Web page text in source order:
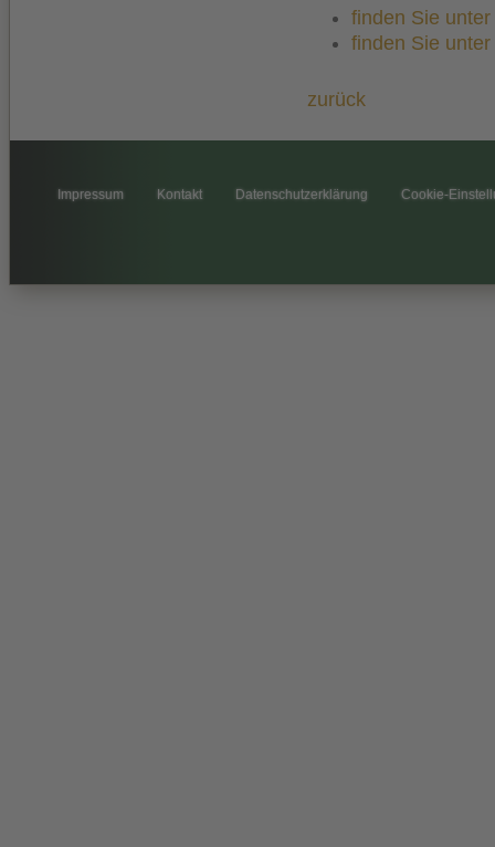
finden Sie
finden Sie
zurück
Impressum Kontakt Datenschutzerklärung Cookie-